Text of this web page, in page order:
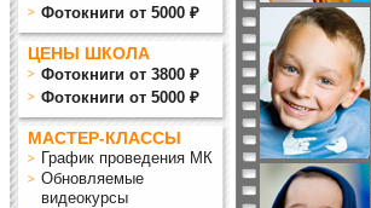
Фотокниги от 5000 ₽
ЦЕНЫ ШКОЛА
Фотокниги от 3800 ₽
Фотокниги от 5000 ₽
МАСТЕР-КЛАССЫ
График проведения МК
Обновляемые
видеокурсы